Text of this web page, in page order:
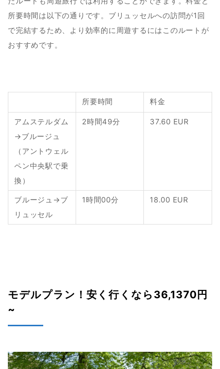
所要時間は以下の通りです。ブリュッセルへの訪問が1回
で完結するため、より効率的に周遊するにはこのルートが
おすすめです。
所要時間 料金
アムステルダム
→ブルージュ
（アントウェル
ペン中央駅で乗
換）
2時間49分 37.60 EUR
ブルージュ→ブ
リュッセル
1時間00分 18.00 EUR
モデルプラン！安く行くなら36,1370円
~